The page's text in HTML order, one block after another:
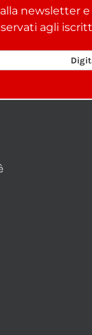
newsletter
agli